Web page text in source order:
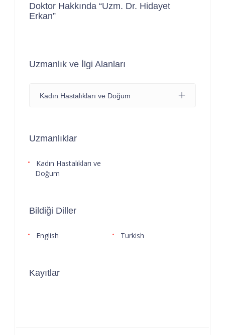
Doktor Hakkında “Uzm. Dr. Hidayet
Erkan”
Uzmanlık ve İlgi Alanları
Kadın Hastalıkları ve Doğum
Uzmanlıklar
Kadın Hastalıkları ve
Doğum
Bildiği Diller
English Turkish
Kayıtlar